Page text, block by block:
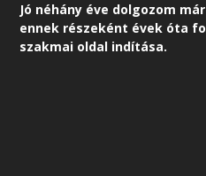
Jó néhány éve dolgozom
ennek részeként évek óta
szakmai oldal indítása.